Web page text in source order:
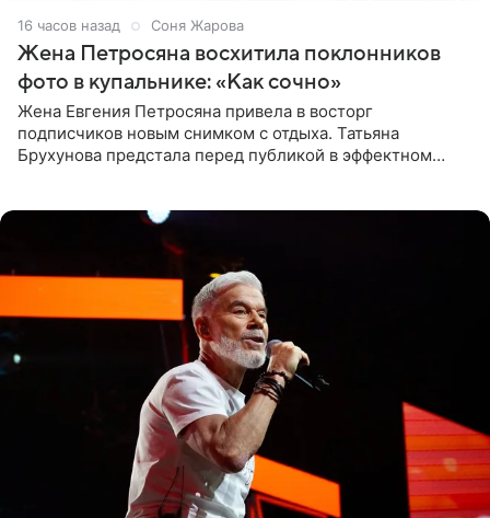
16 часов назад Соня Жарова
Жена Петросяна восхитила поклонников
фото в купальнике: «Как сочно»
Жена Евгения Петросяна привела в восторг
подписчиков новым снимком с отдыха. Татьяна
Брухунова предстала перед публикой в эффектном